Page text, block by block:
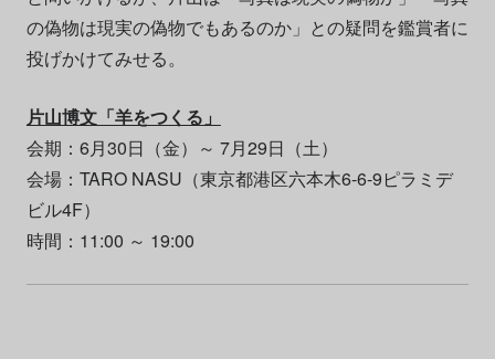
の偽物は現実の偽物でもあるのか」との疑問を鑑賞者に
投げかけてみせる。
片山博文「羊をつくる」
会期：6月30日（金）～ 7月29日（土）
会場：TARO NASU（東京都港区六本木6-6-9ピラミデ
ビル4F）
時間：11:00 ～ 19:00